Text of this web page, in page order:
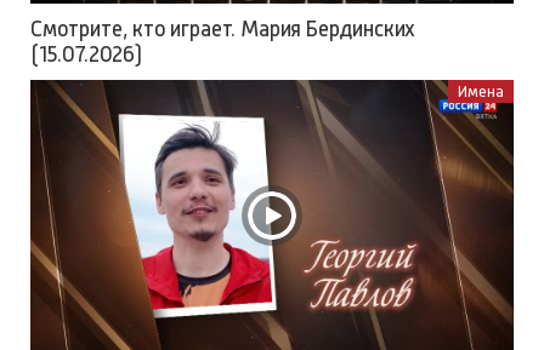
Смотрите, кто играет. Мария Бердинских
(15.07.2026)
Имена